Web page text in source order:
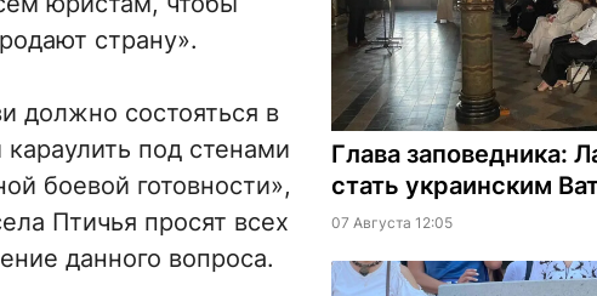
страну».
должно состояться в
под стенами
боевой готовности»,
Птичья просят всех
данного вопроса.
Глава заповедника:
стать украинским
07 Августа 12:05